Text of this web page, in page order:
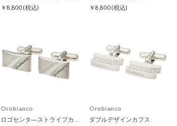
￥8,800(税込)
￥8,800(税込)
Orobianco
Orobianco
ダブルデザインカフス